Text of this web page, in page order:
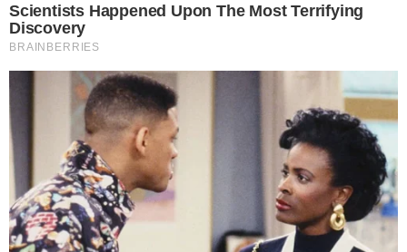
Scientists Happened Upon The Most Terrifying
Discovery
BRAINBERRIES